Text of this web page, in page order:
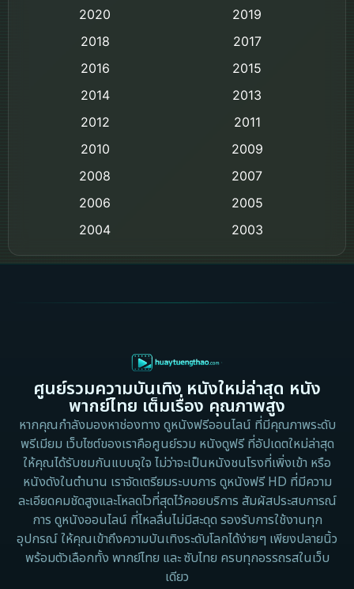
Detective สืบสวน
Disaster
Disney+
Documentary สารคดี
Documentary สารคดี
Drama ดราม่า
2020
2019
2018
2017
2016
2015
2014
2013
2012
2011
2010
2009
2008
2007
2006
2005
2004
2003
2002
2000
1983
1982
1971
1962
ศูนย์รวมความบันเทิง หนังใหม่ล่าสุด หนัง
พากย์ไทย เต็มเรื่อง คุณภาพสูง
หากคุณกำลังมองหาช่องทาง ดูหนังฟรีออนไลน์ ที่มีคุณภาพระดับ
พรีเมียม เว็บไซต์ของเราคือศูนย์รวม หนังดูฟรี ที่อัปเดตใหม่ล่าสุด
ให้คุณได้รับชมกันแบบจุใจ ไม่ว่าจะเป็นหนังชนโรงที่เพิ่งเข้า หรือ
หนังดังในตำนาน เราจัดเตรียมระบบการ ดูหนังฟรี HD ที่มีความ
ละเอียดคมชัดสูงและโหลดไวที่สุดไว้คอยบริการ สัมผัสประสบการณ์
การ ดูหนังออนไลน์ ที่ไหลลื่นไม่มีสะดุด รองรับการใช้งานทุก
อุปกรณ์ ให้คุณเข้าถึงความบันเทิงระดับโลกได้ง่ายๆ เพียงปลายนิ้ว
พร้อมตัวเลือกทั้ง พากย์ไทย และ ซับไทย ครบทุกอรรถรสในเว็บ
เดียว